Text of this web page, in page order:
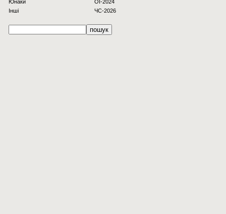
Юнаки
Інші
OI-2024
ЧС-2026